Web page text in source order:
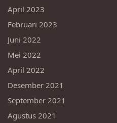
April 2023
Februari 2023
Juni 2022
Mei 2022
April 2022
Desember 2021
September 2021
Agustus 2021